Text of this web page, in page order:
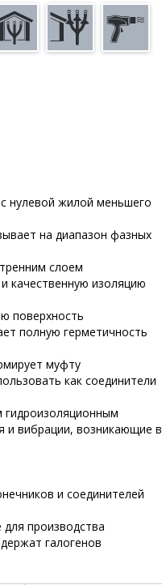
нулевой жилой меньшего
на диапазон фазных
слоем
качественную изоляцию
поверхность
полную герметичность
муфту
как соединители
гидроизоляционным
и вибрации, возникающие в
и соединителей
производства
галогенов